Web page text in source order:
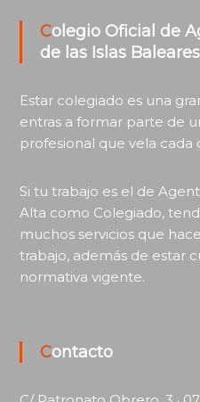
Colegio Oficial de Agentes Comerciales
de las Islas Baleares
Estar colegiado es una
entras a formar parte de
profesional que vela cada
Si tu trabajo es el de
Alta como Colegiado,
muchos servicios que
trabajo, además de estar
normativa vigente.
Contacto